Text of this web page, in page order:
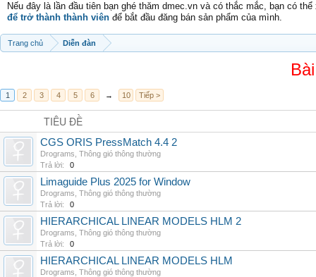
Nếu đây là lần đầu tiên bạn ghé thăm dmec.vn và có thắc mắc, bạn có
để trở thành thành viên để bắt đầu đăng bán sản phẩm của mình.
Trang chủ Diễn đàn
1 2 3 4 5 6 → 10 Tiếp >
TIÊU ĐỀ
CGS ORIS PressMatch 4.4 2
Drograms Thông gió thông thường
Trả lời:
0
Limaguide Plus 2025 for Window
Drograms Thông gió thông thường
Trả lời:
0
HIERARCHICAL LINEAR MODELS HLM 2
Drograms Thông gió thông thường
Trả lời:
0
HIERARCHICAL LINEAR MODELS HLM
Drograms Thông gió thông thường